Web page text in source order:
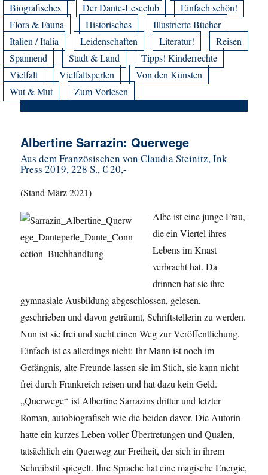
Biografisches
Der Dante-Leseclub
Einfach schön!
Flora & Fauna
Historisches
Illustrierte Bücher
Italien / Italia
Leidenschaften Literatur!
Reisen
Spannend
Stadt & Land
Tipps! Kinderrechte
Vielfalt
Vielfaltsperlen
Von den Künsten
Wut & Mut
Zum Vorlesen
Albertine Sarrazin: Querwege
Aus dem Französischen von Claudia Steinitz, Ink
Press 2019, 228 S., € 20,-
(Stand März 2021)
Albe ist eine junge Frau,
die ein Viertel ihres
Lebens im Knast
verbracht hat. Da
drinnen hat sie ihre
gymnasiale Ausbildung abgeschlossen, gelesen,
geschrieben und davon geträumt, Schriftstellerin zu werden.
Nun ist sie frei und sucht einen Weg zur Veröffentlichung.
Einfach ist es allerdings nicht: Ihr Mann ist noch im
Gefängnis, alte Freunde lassen sie im Stich, sie kann nicht
frei durch Frankreich reisen und hat dazu kein Geld.
„Querwege“ ist Albertine Sarrazins dritter und letzter
Roman, autobiografisch wie die beiden davor. Die Autorin
hatte ein kurzes Leben voller Übertretungen und Qualen,
tatsächlich ein Querweg zur Freiheit, der sich in ihrem
Schreibstil spiegelt. Ihre Sprache hat eine magische Energie,